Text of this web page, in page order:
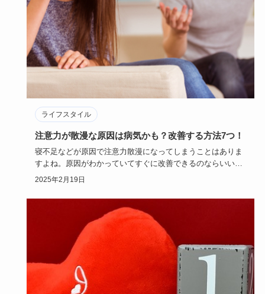
ライフスタイル
注意力が散漫な原因は病気かも？改善する方法7つ！
寝不足などが原因で注意力散漫になってしまうことはありま
すよね。原因がわかっていてすぐに改善できるのならいいの
ですが、注意力…
2025年2月19日